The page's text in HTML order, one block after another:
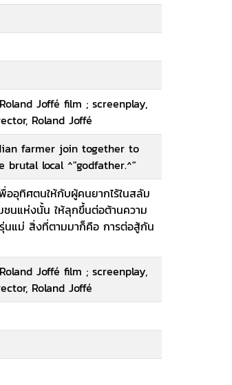
Joffé film ; screenplay,
Roland Joffé
farmer join together to
local ^"godfather.^"
ออุทิศตนให้กับผู้คนยากไร้ในสลัม
นแห่งนั้น ให้ลุกขึ้นต่อต้านความ
นแม่ สิ่งที่ตามมาก็คือ การต่อสู้กัน
Joffé film ; screenplay,
Roland Joffé